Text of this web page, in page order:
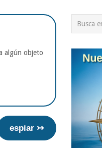
algún objeto
espiar ↣